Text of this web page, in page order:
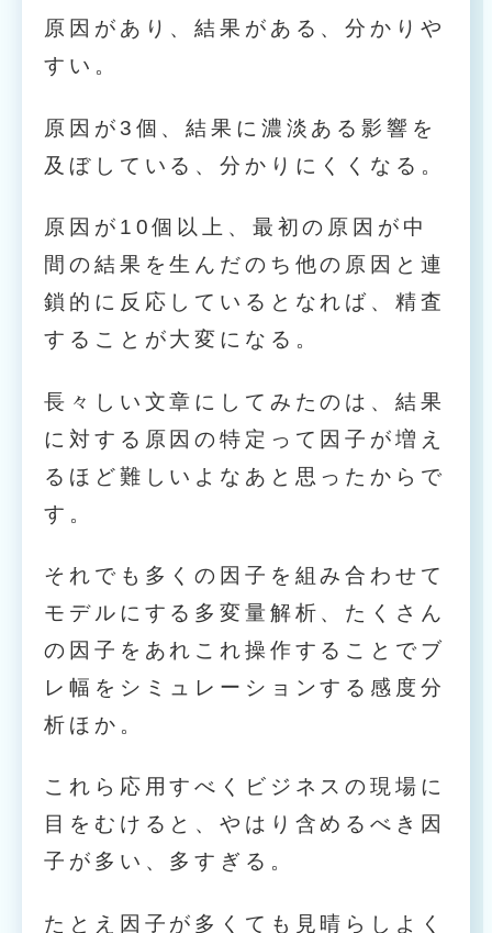
原因があり、結果がある、分かりや
すい。
原因が3個、結果に濃淡ある影響を
及ぼしている、分かりにくくなる。
原因が10個以上、最初の原因が中
間の結果を生んだのち他の原因と連
鎖的に反応しているとなれば、精査
することが大変になる。
長々しい文章にしてみたのは、結果
に対する原因の特定って因子が増え
るほど難しいよなあと思ったからで
す。
それでも多くの因子を組み合わせて
モデルにする多変量解析、たくさん
の因子をあれこれ操作することでブ
レ幅をシミュレーションする感度分
析ほか。
これら応用すべくビジネスの現場に
目をむけると、やはり含めるべき因
子が多い、多すぎる。
たとえ因子が多くても見晴らしよく